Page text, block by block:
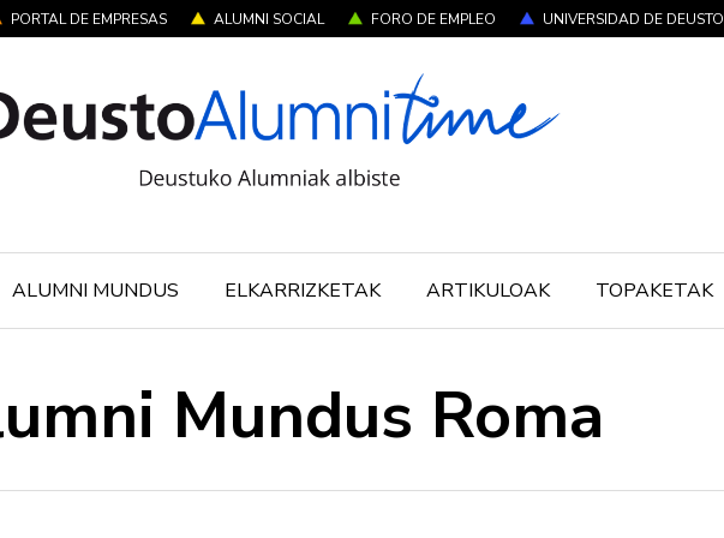
PORTAL DE EMPRESAS ALUMNI SOCIAL FORO DE EMPLEO UNIVERSIDAD DE DEUSTO
ALUMNI MUNDUS ELKARRIZKETAK ARTIKULOAK TOPAKETAK
Mundus Roma